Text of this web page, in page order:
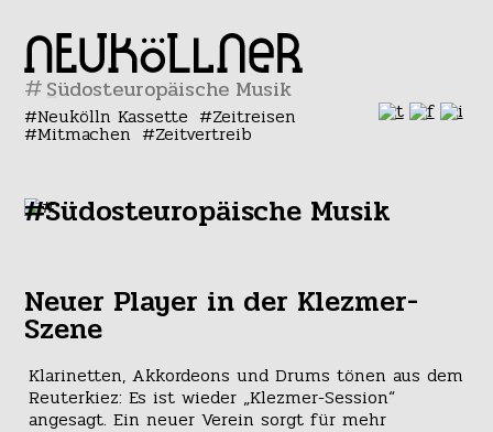
#
Neukölln Kassette Zeitreisen
Mitmachen Zeitvertreib
#Südosteuropäische Musik
Neuer Player in der Klezmer-
Szene
Klarinetten, Akkordeons und Drums tönen aus dem
Reuterkiez: Es ist wieder „Klezmer-Session“
angesagt. Ein neuer Verein sorgt für mehr